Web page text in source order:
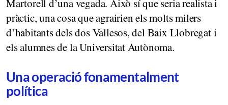
pràctic, una cosa que agrairien els molts milers
d’habitants dels dos Vallesos, del Baix Llobregat i
els alumnes de la Universitat Autònoma.
Una operació fonamentalment
política